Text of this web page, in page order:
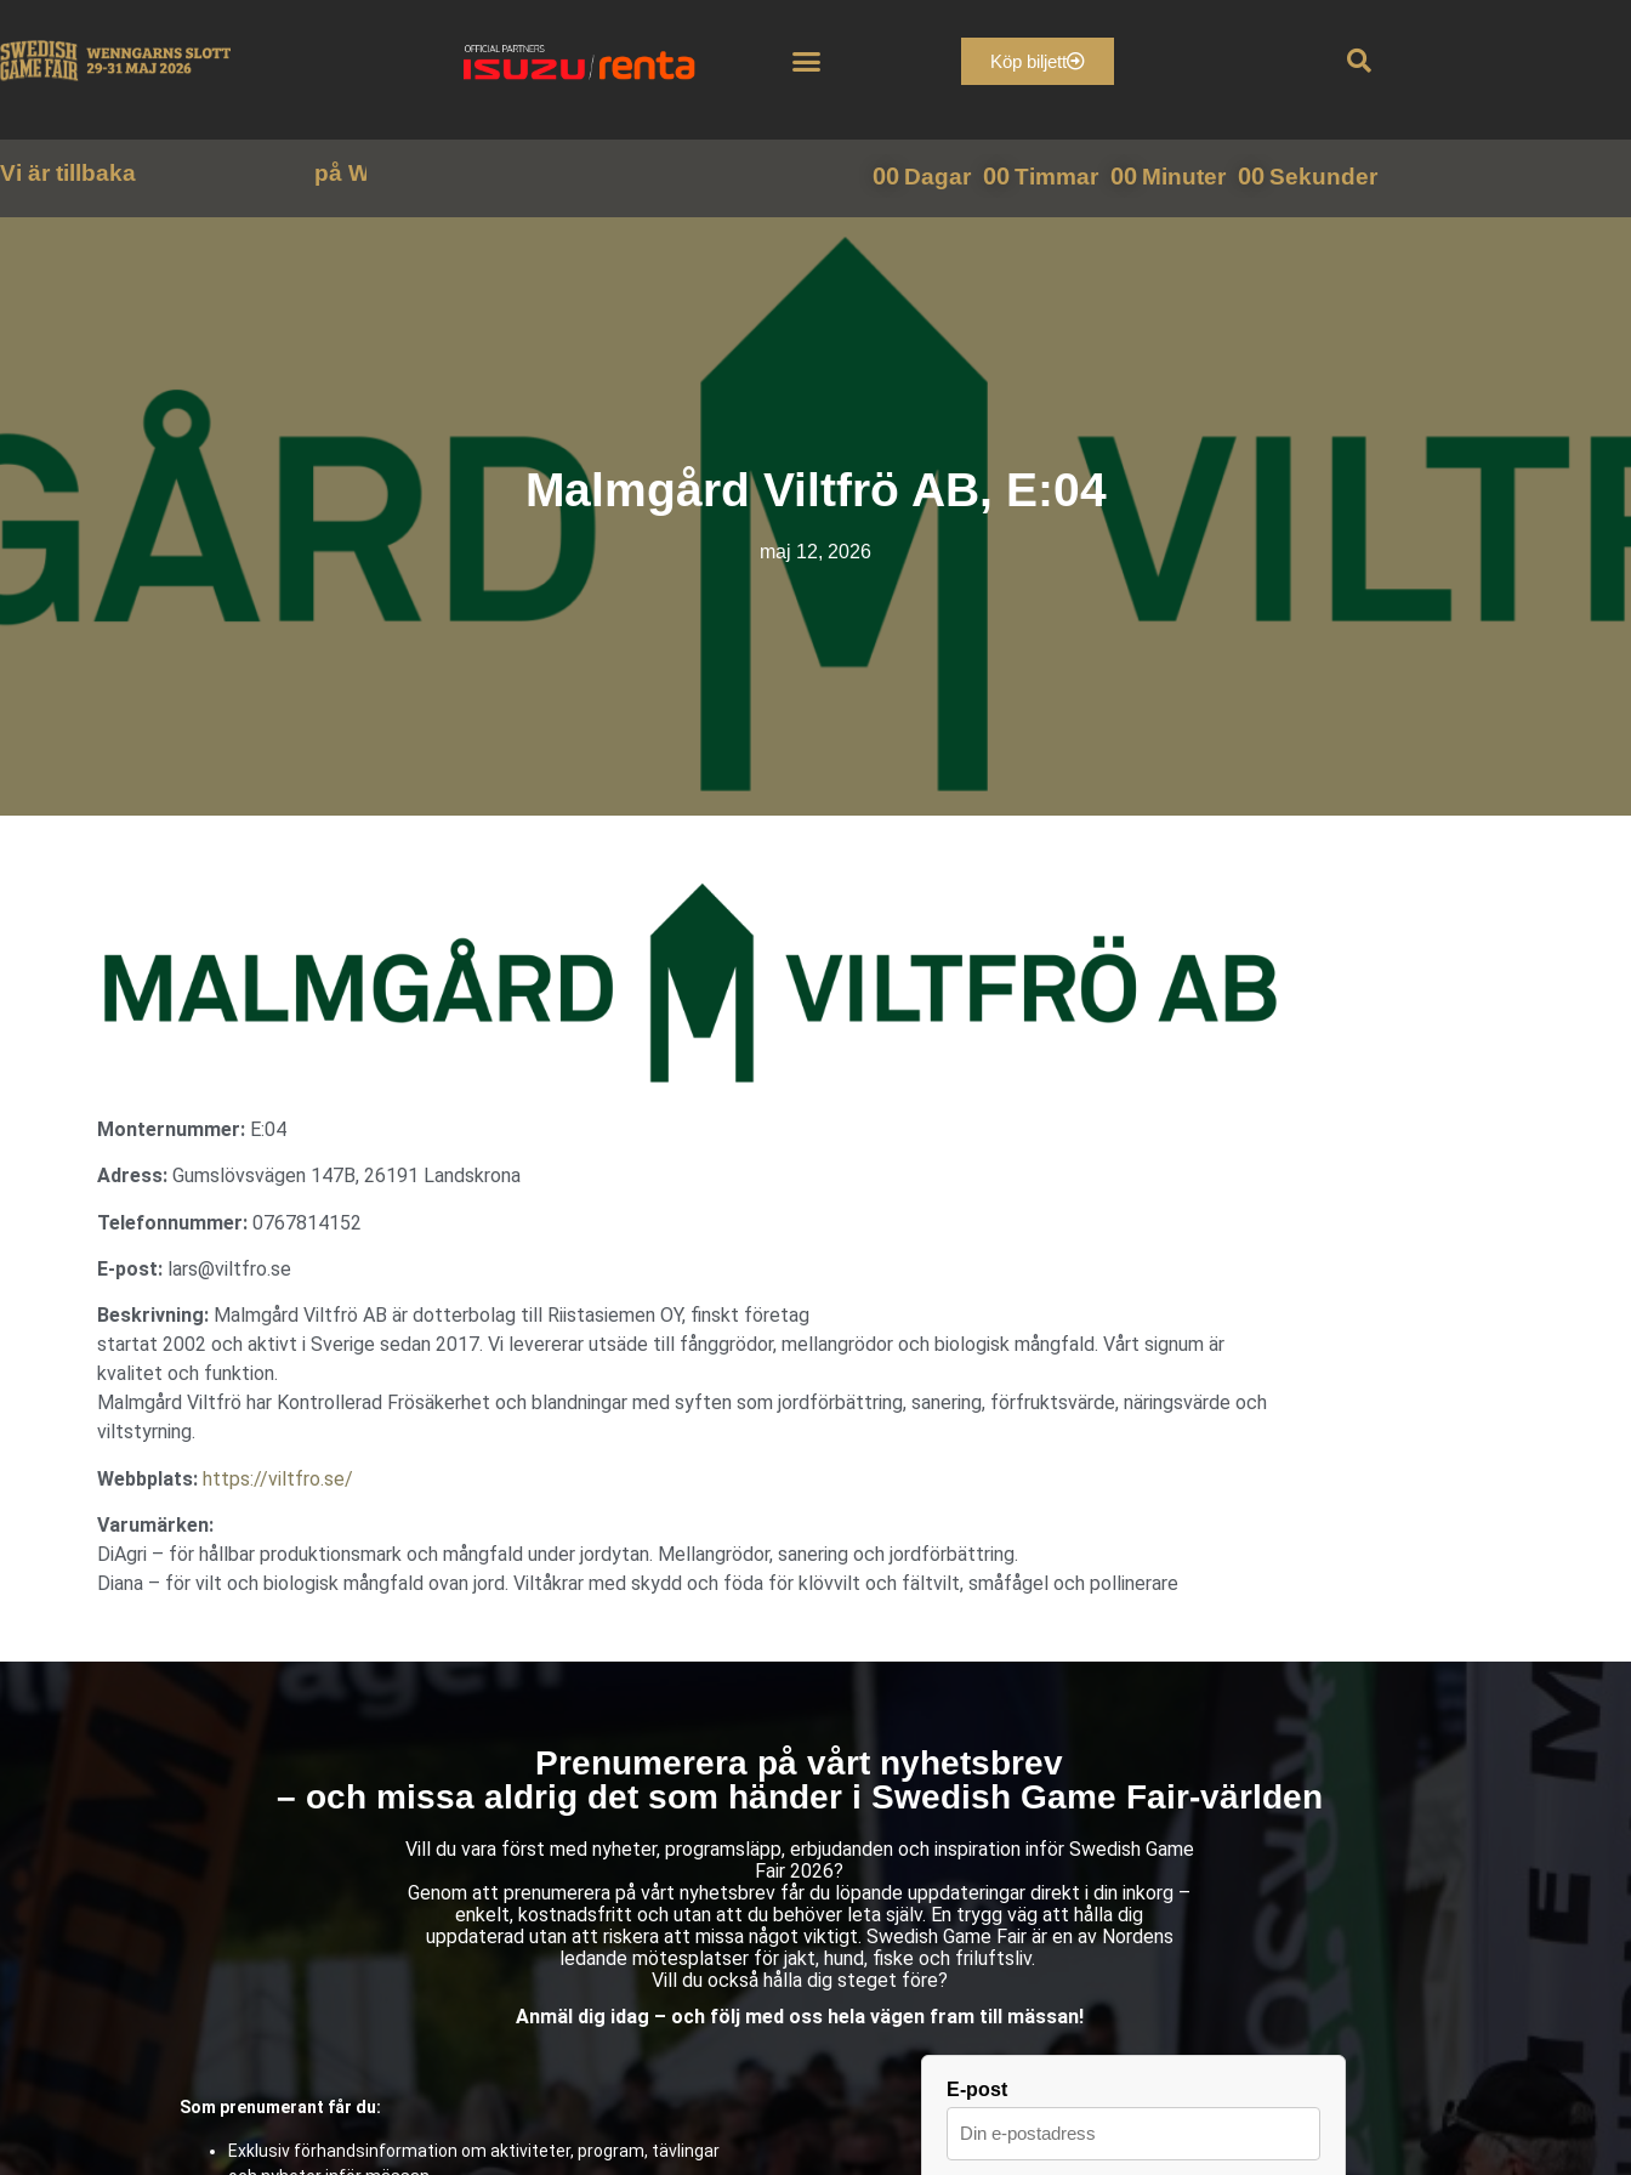
Köp biljett
Vi är tillbaka på W 00 Dagar 00Timmar 00 Minuter 00Sekunder
Malmgård Viltfrö AB, E:04
maj 12, 2026
Monternummer: E:04
Adress: Gumslövsvägen 147B, 26191 Landskrona
Telefonnummer: 0767814152
E-post: lars@viltfro.se
Beskrivning: Malmgård Viltfrö AB är dotterbolag till Riistasiemen OY, finskt företag
startat 2002 och aktivt i Sverige sedan 2017. Vi levererar utsäde till fånggrödor, mellangrödor och biologisk mångfald. Vårt signum är
kvalitet och funktion.
Malmgård Viltfrö har Kontrollerad Frösäkerhet och blandningar med syften som jordförbättring, sanering, förfruktsvärde, näringsvärde och
viltstyrning.
Webbplats: https://viltfro.se/
Varumärken:
DiAgri – för hållbar produktionsmark och mångfald under jordytan. Mellangrödor, sanering och jordförbättring.
Diana – för vilt och biologisk mångfald ovan jord. Viltåkrar med skydd och föda för klövvilt och fältvilt, småfågel och pollinerare
Prenumerera på vårt nyhetsbrev
– och missa aldrig det som händer i Swedish Game Fair-världen
Vill du vara först med nyheter, programsläpp, erbjudanden och inspiration inför Swedish Game
Fair 2026?
Genom att prenumerera på vårt nyhetsbrev får du löpande uppdateringar direkt i din inkorg –
enkelt, kostnadsfritt och utan att du behöver leta själv. En trygg väg att hålla dig
uppdaterad utan att riskera att missa något viktigt. Swedish Game Fair är en av Nordens
ledande mötesplatser för jakt, hund, fiske och friluftsliv.
Vill du också hålla dig steget före?
Anmäl dig idag – och följ med oss hela vägen fram till mässan!
E-post
Som prenumerant får du:
Exklusiv förhandsinformation om aktiviteter, program, tävlingar